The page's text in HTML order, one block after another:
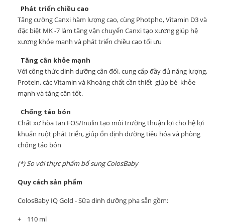
Phát triển chiều cao
Tăng cường Canxi hàm lượng cao, cùng Photpho, Vitamin D3 và
đặc biệt MK -7 làm tăng vận chuyển Canxi tạo xương giúp hệ
xương khỏe mạnh và phát triển chiều cao tối ưu
Tăng cân khỏe mạnh
Với công thức dinh dưỡng cân đối, cung cấp đầy đủ năng lượng,
Protein, các Vitamin và Khoáng chất cần thiết giúp bé khỏe
mạnh và tăng cân tốt.
Chống táo bón
Chất xơ hòa tan FOS/Inulin tạo môi trường thuận lợi cho hệ lợi
khuẩn ruột phát triển, giúp ổn định đường tiêu hóa và phòng
chống táo bón
(*) So với thực phẩm bổ sung ColosBaby
Quy cách sản phẩm
ColosBaby IQ Gold - Sữa dinh dưỡng pha sẵn gồm:
+ 110 ml